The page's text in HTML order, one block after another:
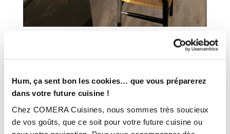
Hum, ça sent bon les cookies… que vous préparerez
dans votre future cuisine !
Chez COMERA Cuisines, nous sommes très soucieux
de vos goûts, que ce soit pour votre future cuisine ou